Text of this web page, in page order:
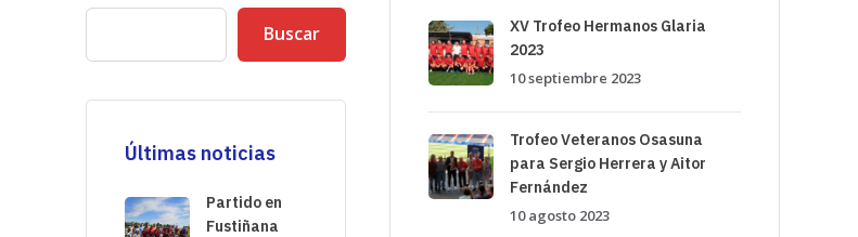
Buscar
Últimas noticias
Partido en
Fustiñana
XV Trofeo Hermanos Glaria
2023
10 septiembre 2023
Trofeo Veteranos Osasuna
para Sergio Herrera y Aitor
Fernández
10 agosto 2023